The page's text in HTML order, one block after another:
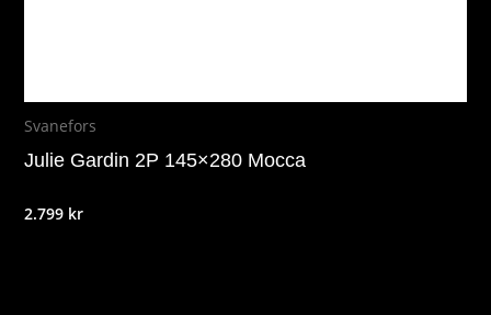
Svanefors
Julie Gardin 2P 145×280 Mocca
2.799 kr